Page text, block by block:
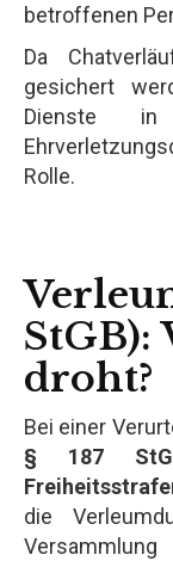
betroffenen
Da
gesichert
Dienste
Rolle.
StGB):
droht?
Bei einer
§ 187
die